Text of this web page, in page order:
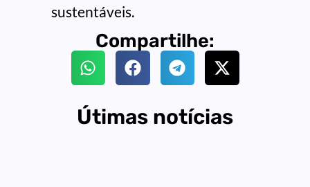
sustentáveis.
Compartilhe:
Útimas notícias